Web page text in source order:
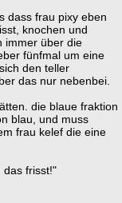
dass frau pixy eben
knochen und
immer über die
fünfmal um eine
den teller
das nur nebenbei.
die blaue fraktion
blau, und muss
frau kelef die eine
das frisst!"